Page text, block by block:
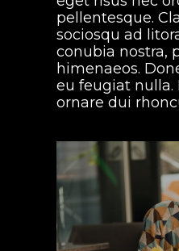
pellentesque.
sociosqu ad
conubia nostra,
himenaeos.
eu feugiat nulla.
ornare dui